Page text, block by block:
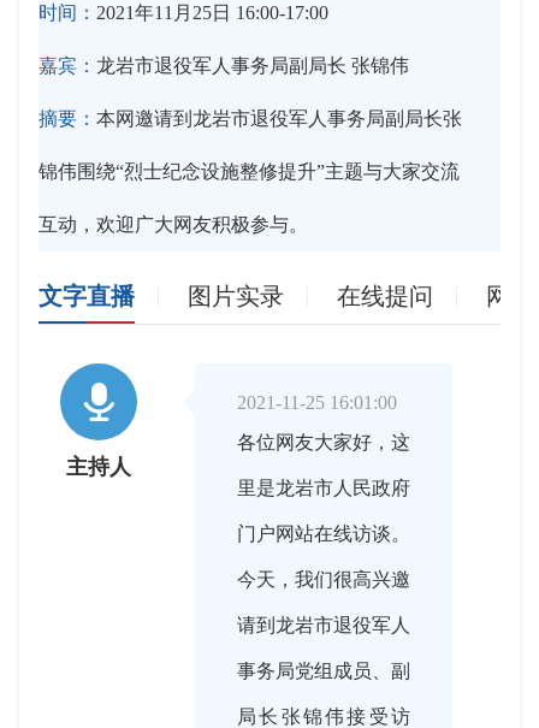
时间： 2021年11月25日 16:00-17:00
嘉宾： 龙岩市退役军人事务局副局长 张锦伟
摘要： 本网邀请到龙岩市退役军人事务局副局长张
锦伟围绕“烈士纪念设施整修提升”主题与大家交流
互动，欢迎广大网友积极参与。
文字直播 图片实录 在线提问 网

主持人
2021-11-25 16:01:00
各位网友大家好，这
里是龙岩市人民政府
门户网站在线访谈。
今天，我们很高兴邀
请到龙岩市退役军人
事务局党组成员、副
局长张锦伟接受访